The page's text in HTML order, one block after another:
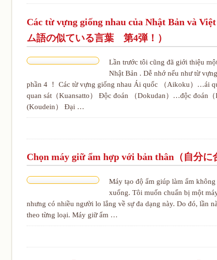
Các từ vựng giống nhau của Nhật Bản và
ム語の似ている言葉 第4弾！）
Lần trước tôi cũng đã giới thiệu
Nhật Bản . Dễ nhớ nếu như từ
phần 4 ！ Các từ vựng giống nhau Ái quốc （Aikoku）…ái
quan sát（Kuansatto） Độc đoán （Dokudan）…độc đoán
(Koudein） Đại …
Chọn máy giữ ẩm hợp với bản thân（自分
Máy tạo độ ẩm giúp làm ẩm
xuống. Tôi muốn chuẩn bị một
nhưng có nhiều người lo lắng về sự đa dạng này. Do đó, lần
theo từng loại. Máy giữ ẩm …